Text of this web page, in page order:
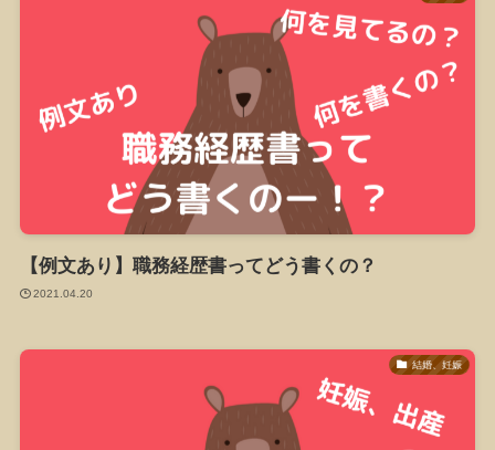
【例文あり】職務経歴書ってどう書くの？
2021.04.20
結婚、妊娠